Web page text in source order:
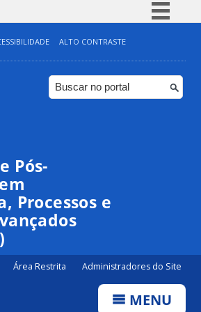
Simplifique!
Comunica BR
Participe
ALTO CONTRASTE
Pós-
Processos e
Área Restrita Administradores do Site
MENU